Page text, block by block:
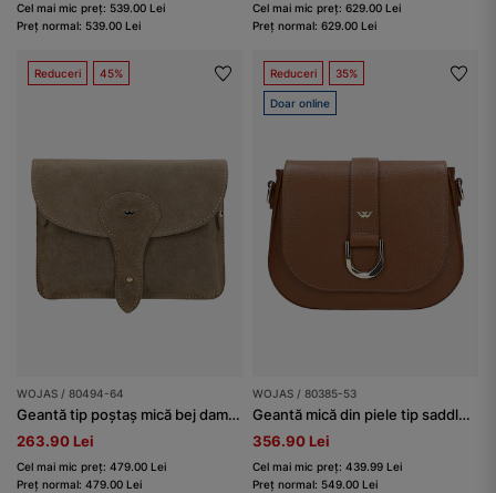
Cel mai mic preț: 539.00 Lei
Preț normal: 539.00 Lei
Cel mai mic preț: 629.00 Lei
Preț normal: 629.00 Lei
Reduceri 45%
WOJAS / 80494-64
Geantă tip poștaș mică bej damă din piele split
263.90 Lei
Cel mai mic preț: 479.00 Lei
Preț normal: 479.00 Lei
Reduceri 35%
Doar online
WOJAS / 80385-53
Geantă mică din piele tip saddle bag
356.90 Lei
Cel mai mic preț: 439.99 Lei
Preț normal: 549.00 Lei